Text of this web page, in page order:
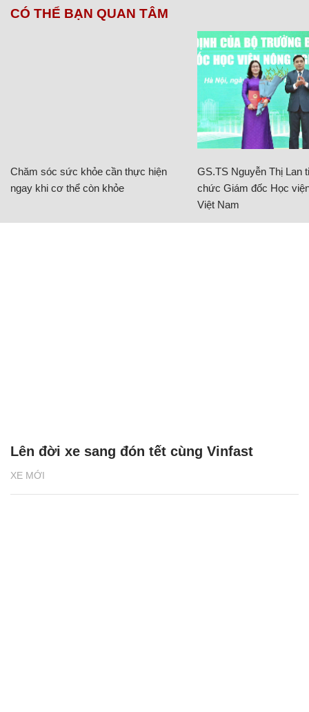
CÓ THỂ BẠN QUAN TÂM
Chăm sóc sức khỏe cần thực hiện
ngay khi cơ thể còn khỏe
GS.TS Nguyễn Thị Lan
chức Giám đốc Học
Việt Nam
XE MỚI
Lên đời xe sang đón tết cùng Vinfast